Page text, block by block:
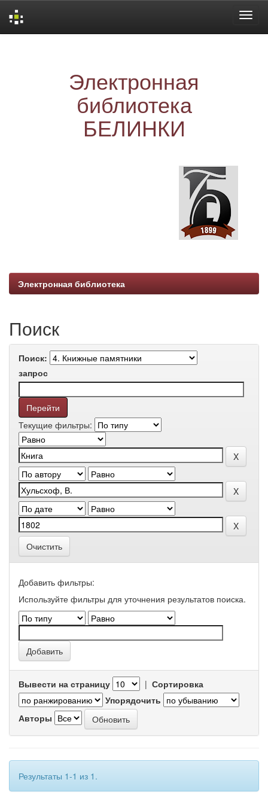
Электронная
библиотека
БЕЛИНКИ
Электронная библиотека
Поиск
Поиск:
запрос
Текущие фильтры:
Очистить
Добавить фильтры:
Используйте фильтры для уточнения результатов поиска.
Вывести на страницу | Сортировка
Упорядочить
Авторы
Результаты 1-1 из 1.